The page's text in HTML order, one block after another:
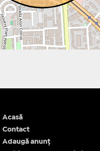
Acasă
Contact
Adaugă anunț